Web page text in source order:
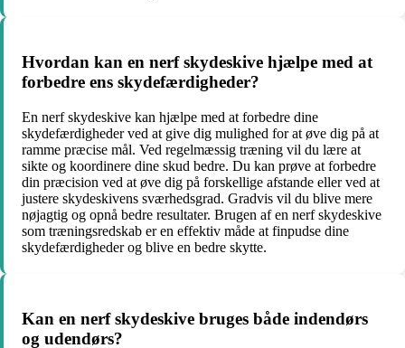
Hvordan kan en nerf skydeskive hjælpe med at
forbedre ens skydefærdigheder?
En nerf skydeskive kan hjælpe med at forbedre dine
skydefærdigheder ved at give dig mulighed for at øve dig på at
ramme præcise mål. Ved regelmæssig træning vil du lære at
sikte og koordinere dine skud bedre. Du kan prøve at forbedre
din præcision ved at øve dig på forskellige afstande eller ved at
justere skydeskivens sværhedsgrad. Gradvis vil du blive mere
nøjagtig og opnå bedre resultater. Brugen af en nerf skydeskive
som træningsredskab er en effektiv måde at finpudse dine
skydefærdigheder og blive en bedre skytte.
Kan en nerf skydeskive bruges både indendørs
og udendørs?